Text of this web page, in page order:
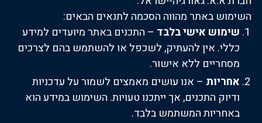
השימוש באתר מהווה הסכמה לתנאים הבאים:
שימוש אישי בלבד – התכנים באתר מיועדים למידע
כללי. אין להעתיק, לשכפל או להשתמש בהם לצרכים
מסחריים ללא אישור.
אחריות – אנו עושים מאמצים לשמור על עדכניות
ודיוק התכנים, אך ייתכנו טעויות. השימוש במידע הוא
באחריות המשתמש בלבד.